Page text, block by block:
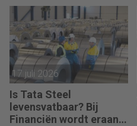
17 juli 2026
Is Tata Steel
levensvatbaar? Bij
Financiën wordt eraan